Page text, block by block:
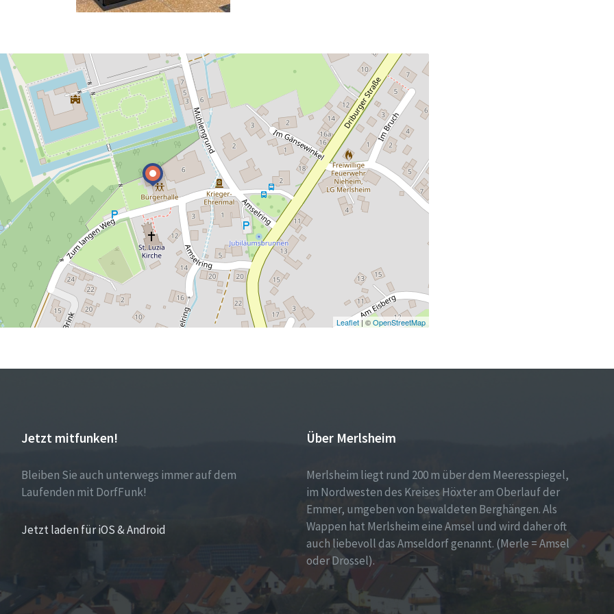
Leaflet| ©OpenStreetMap
Jetzt mitfunken!
Bleiben Sie auch unterwegs immer auf dem
Laufenden mit DorfFunk!
Jetzt laden für iOS & Android
Über Merlsheim
Merlsheim liegt rund 200 m über dem Meeresspiegel,
im Nordwesten des Kreises Höxter am Oberlauf der
Emmer, umgeben von bewaldeten Berghängen. Als
Wappen hat Merlsheim eine Amsel und wird daher oft
auch liebevoll das Amseldorf genannt. (Merle = Amsel
oder Drossel).